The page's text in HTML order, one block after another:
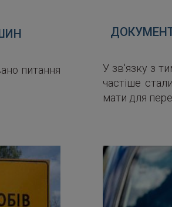
питання
У зв'язку з
частіше
мати для